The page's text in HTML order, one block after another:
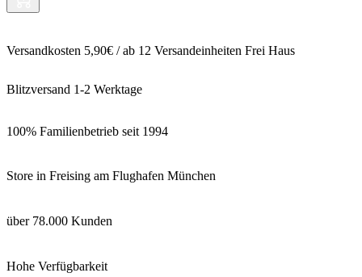
Versandkosten 5,90€ / ab 12 Versandeinheiten Frei Haus
Blitzversand 1-2 Werktage
100% Familienbetrieb seit 1994
Store in Freising am Flughafen München
über 78.000 Kunden
Hohe Verfügbarkeit